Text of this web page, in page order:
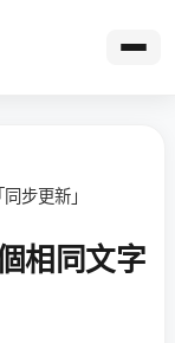
步更新」
相同文字